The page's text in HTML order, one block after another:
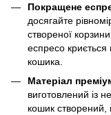
Покращене
досягайте
створеної
еспресо криється
кошика.
Матеріал
виготовлений із
кошик створений,